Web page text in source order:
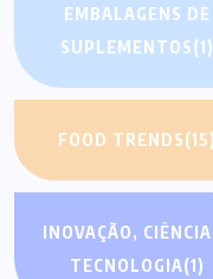
EMBALAGENS DE
SUPLEMENTOS(1)
FOOD TRENDS(15)
INOVAÇÃO,
TECNOLOGIA(1)